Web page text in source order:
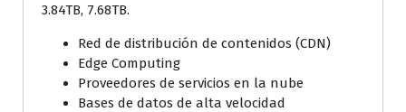
3.84TB, 7.68TB.
Red de distribución de contenidos (CDN)
Edge Computing
Proveedores de servicios en la nube
Bases de datos de alta velocidad